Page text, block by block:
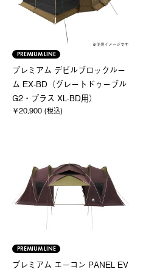
PREMIUM LINE
プレミアム デビルブロックルー
ム EX-BD（グレートドゥーブル
G2・プラス XL-BD用）
￥20,900 (税込)
PREMIUM LINE
プレミアム エーコン PANEL EV